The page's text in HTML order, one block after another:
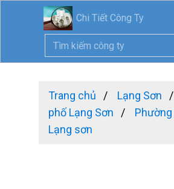
Chi Tiết Công Ty
Trang chủ Lạng Sơn
phố Lạng Sơn
Lạng sơn